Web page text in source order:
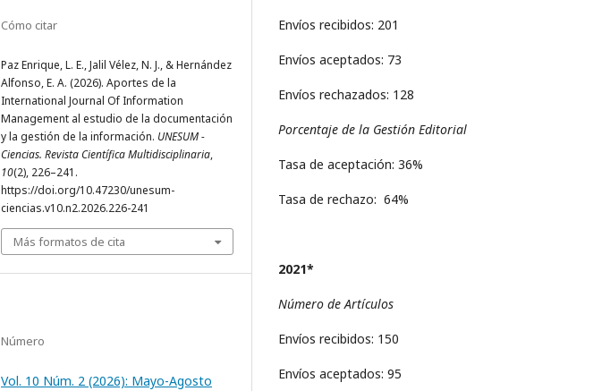
Cómo citar
Paz Enrique, L. E., Jalil Vélez, N. J., & Hernández
Alfonso, E. A. (2026). Aportes de la
International Journal Of Information
Management al estudio de la documentación
y la gestión de la información. UNESUM -
Ciencias. Revista Científica Multidisciplinaria,
10(2), 226–241.
https://doi.org/10.47230/unesum-
ciencias.v10.n2.2026.226-241
Más formatos de cita
Número
Vol. 10 Núm. 2 (2026): Mayo-Agosto
Envíos recibidos: 201
Envíos aceptados: 73
Envíos rechazados: 128
Porcentaje de la Gestión Editorial
Tasa de aceptación: 36%
Tasa de rechazo: 64%
2021*
Número de Artículos
Envíos recibidos: 150
Envíos aceptados: 95